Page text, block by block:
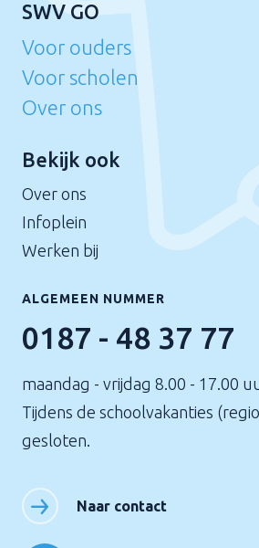
SWV GO
Voor ouders
Voor scholen
Over ons
Bekijk ook
Over ons
Infoplein
Werken bij
ALGEMEEN NUMMER
0187 - 48 37 77
maandag - vrijdag 8.00 - 17.00
Tijdens de schoolvakanties
gesloten.
Naar contact